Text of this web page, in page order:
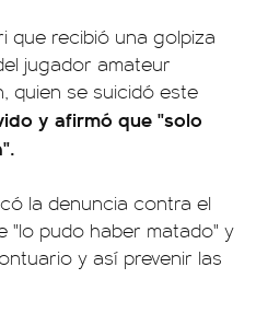
que recibió una golpiza
jugador amateur
quien se suicidó este
y afirmó que "solo
la denuncia contra el
"lo pudo haber matado" y
y así prevenir las